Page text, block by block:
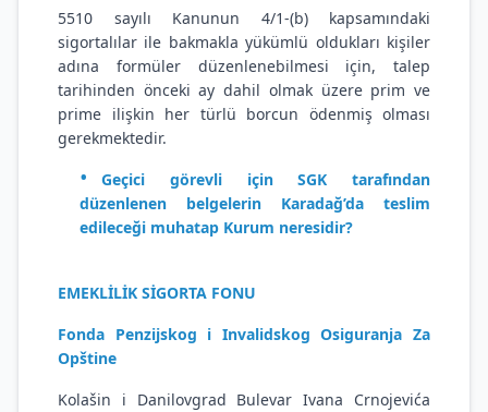
5510 sayılı Kanunun 4/1-(b) kapsamındaki
sigortalılar ile bakmakla yükümlü oldukları kişiler
adına formüler düzenlenebilmesi için, talep
tarihinden önceki ay dahil olmak üzere prim ve
prime ilişkin her türlü borcun ödenmiş olması
gerekmektedir.
Geçici görevli için SGK tarafından
düzenlenen belgelerin Karadağ’da teslim
edileceği muhatap Kurum neresidir?
EMEKLİLİK SİGORTA FONU
Fonda Penzijskog i Invalidskog Osiguranja Za
Opštine
Kolašin i Danilovgrad Bulevar Ivana Crnojevića